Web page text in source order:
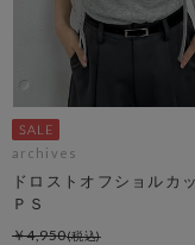
archives
ドロストオフショルカ
ＰＳ
￥4,950